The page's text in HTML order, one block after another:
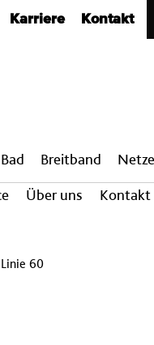
Karriere Kontakt
Über uns Kontakt
Breit­band Netze
60